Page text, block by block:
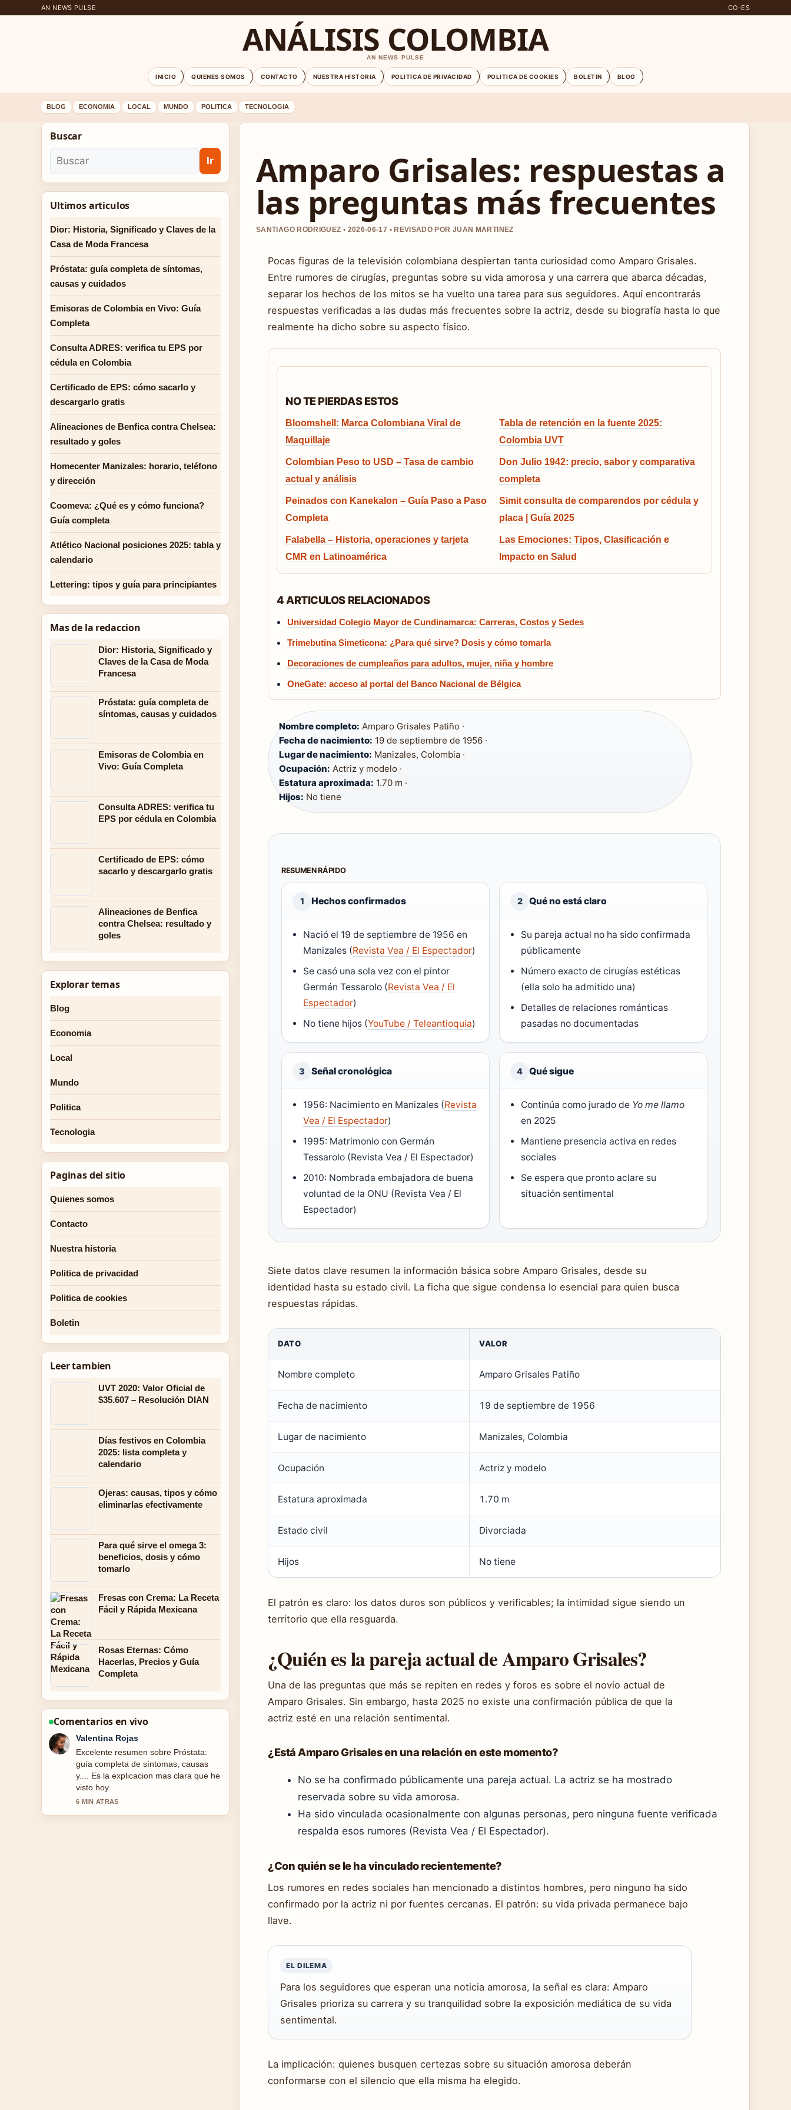
AN NEWS PULSE CO-ES
ANÁLISIS COLOMBIA
AN NEWS PULSE
INICIO QUIENES SOMOS CONTACTO NUESTRA HISTORIA POLITICA DE PRIVACIDAD POLITICA DE COOKIES BOLETIN BLOG
BLOG ECONOMIA LOCAL MUNDO POLITICA TECNOLOGIA
Amparo Grisales: respuestas a
las preguntas más frecuentes
SANTIAGO RODRIGUEZ • 2026-06-17 • REVISADO POR JUAN MARTINEZ
Pocas figuras de la televisión colombiana despiertan tanta curiosidad como Amparo Grisales.
Entre rumores de cirugías, preguntas sobre su vida amorosa y una carrera que abarca décadas,
separar los hechos de los mitos se ha vuelto una tarea para sus seguidores. Aquí encontrarás
respuestas verificadas a las dudas más frecuentes sobre la actriz, desde su biografía hasta lo que
realmente ha dicho sobre su aspecto físico.
NO TE PIERDAS ESTOS
Bloomshell: Marca Colombiana Viral de
Maquillaje
Tabla de retención en la fuente 2025:
Colombia UVT
Colombian Peso to USD – Tasa de cambio
actual y análisis
Don Julio 1942: precio, sabor y comparativa
completa
Peinados con Kanekalon – Guía Paso a Paso
Completa
Simit consulta de comparendos por cédula y
placa | Guía 2025
Falabella – Historia, operaciones y tarjeta
CMR en Latinoamérica
Las Emociones: Tipos, Clasificación e
Impacto en Salud
4 ARTICULOS RELACIONADOS
Universidad Colegio Mayor de Cundinamarca: Carreras, Costos y Sedes
Trimebutina Simeticona: ¿Para qué sirve? Dosis y cómo tomarla
Decoraciones de cumpleaños para adultos, mujer, niña y hombre
OneGate: acceso al portal del Banco Nacional de Bélgica
Nombre completo: Amparo Grisales Patiño ·
Fecha de nacimiento: 19 de septiembre de 1956 ·
Lugar de nacimiento: Manizales, Colombia ·
Ocupación: Actriz y modelo ·
Estatura aproximada: 1.70 m ·
Hijos: No tiene
RESUMEN RÁPIDO
1 Hechos confirmados
Nació el 19 de septiembre de 1956 en
Manizales (Revista Vea / El Espectador)
Se casó una sola vez con el pintor
Germán Tessarolo (Revista Vea / El
Espectador)
No tiene hijos (YouTube / Teleantioquia)
2 Qué no está claro
Su pareja actual no ha sido confirmada
públicamente
Número exacto de cirugías estéticas
(ella solo ha admitido una)
Detalles de relaciones románticas
pasadas no documentadas
3 Señal cronológica
1956: Nacimiento en Manizales (Revista
Vea / El Espectador)
1995: Matrimonio con Germán
Tessarolo (Revista Vea / El Espectador)
2010: Nombrada embajadora de buena
voluntad de la ONU (Revista Vea / El
Espectador)
4 Qué sigue
Continúa como jurado de Yo me llamo
en 2025
Mantiene presencia activa en redes
sociales
Se espera que pronto aclare su
situación sentimental
Siete datos clave resumen la información básica sobre Amparo Grisales, desde su
identidad hasta su estado civil. La ficha que sigue condensa lo esencial para quien busca
respuestas rápidas.
DATO VALOR
Nombre completo Amparo Grisales Patiño
Fecha de nacimiento 19 de septiembre de 1956
Lugar de nacimiento Manizales, Colombia
Ocupación Actriz y modelo
Estatura aproximada 1.70 m
Estado civil Divorciada
Hijos No tiene
El patrón es claro: los datos duros son públicos y verificables; la intimidad sigue siendo un
territorio que ella resguarda.
¿Quién es la pareja actual de Amparo Grisales?
Una de las preguntas que más se repiten en redes y foros es sobre el novio actual de
Amparo Grisales. Sin embargo, hasta 2025 no existe una confirmación pública de que la
actriz esté en una relación sentimental.
¿Está Amparo Grisales en una relación en este momento?
No se ha confirmado públicamente una pareja actual. La actriz se ha mostrado
reservada sobre su vida amorosa.
Ha sido vinculada ocasionalmente con algunas personas, pero ninguna fuente verificada
respalda esos rumores (Revista Vea / El Espectador).
¿Con quién se le ha vinculado recientemente?
Los rumores en redes sociales han mencionado a distintos hombres, pero ninguno ha sido
confirmado por la actriz ni por fuentes cercanas. El patrón: su vida privada permanece bajo
llave.
EL DILEMA
Para los seguidores que esperan una noticia amorosa, la señal es clara: Amparo
Grisales prioriza su carrera y su tranquilidad sobre la exposición mediática de su vida
sentimental.
La implicación: quienes busquen certezas sobre su situación amorosa deberán
conformarse con el silencio que ella misma ha elegido.
Buscar
Ir
Ultimos articulos
Dior: Historia, Significado y Claves de la
Casa de Moda Francesa
Próstata: guía completa de síntomas,
causas y cuidados
Emisoras de Colombia en Vivo: Guía
Completa
Consulta ADRES: verifica tu EPS por
cédula en Colombia
Certificado de EPS: cómo sacarlo y
descargarlo gratis
Alineaciones de Benfica contra Chelsea:
resultado y goles
Homecenter Manizales: horario, teléfono
y dirección
Coomeva: ¿Qué es y cómo funciona?
Guía completa
Atlético Nacional posiciones 2025: tabla y
calendario
Lettering: tipos y guía para principiantes
Mas de la redaccion
Dior: Historia, Significado y
Claves de la Casa de Moda
Francesa
Próstata: guía completa de
síntomas, causas y cuidados
Emisoras de Colombia en
Vivo: Guía Completa
Consulta ADRES: verifica tu
EPS por cédula en Colombia
Certificado de EPS: cómo
sacarlo y descargarlo gratis
Alineaciones de Benfica
contra Chelsea: resultado y
goles
Explorar temas
Blog
Economia
Local
Mundo
Politica
Tecnologia
Paginas del sitio
Quienes somos
Contacto
Nuestra historia
Politica de privacidad
Politica de cookies
Boletin
Leer tambien
UVT 2020: Valor Oficial de
$35.607 – Resolución DIAN
Días festivos en Colombia
2025: lista completa y
calendario
Ojeras: causas, tipos y cómo
eliminarlas efectivamente
Para qué sirve el omega 3:
beneficios, dosis y cómo
tomarlo
Fresas con Crema: La Receta
Fácil y Rápida Mexicana
Rosas Eternas: Cómo
Hacerlas, Precios y Guía
Completa
Comentarios en vivo
Andres Castillo
Estoy siguiendo Emisoras de Colombia
en Vivo: Guía Completa de cerca y se
agradece el tono equilibrado.
8 MIN ATRAS